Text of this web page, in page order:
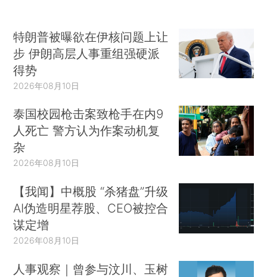
特朗普被曝欲在伊核问题上让
步 伊朗高层人事重组强硬派
得势
2026年08月10日
泰国校园枪击案致枪手在内9
人死亡 警方认为作案动机复
杂
2026年08月10日
【我闻】中概股 “杀猪盘”升级
AI伪造明星荐股、CEO被控合
谋定增
2026年08月10日
人事观察｜曾参与汶川、玉树